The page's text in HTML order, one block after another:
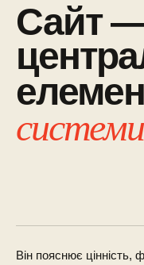
Сайт
Він пояснює